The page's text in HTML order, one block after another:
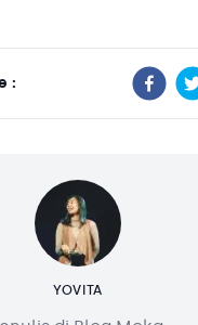
:
YOVITA